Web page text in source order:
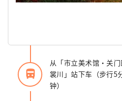
directions_bus_filled
从「市立美术馆・关
裳川」站下车（步行5
钟）